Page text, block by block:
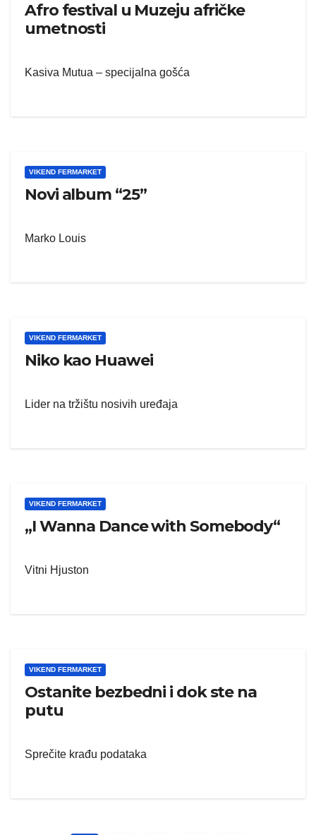
Afro festival u Muzeju afričke
umetnosti
Kasiva Mutua – specijalna gošća
VIKEND FERMARKET
Novi album “25”
Marko Louis
VIKEND FERMARKET
Niko kao Huawei
Lider na tržištu nosivih uređaja
VIKEND FERMARKET
„I Wanna Dance with Somebody“
Vitni Hjuston
VIKEND FERMARKET
Ostanite bezbedni i dok ste na
putu
Sprečite krađu podataka